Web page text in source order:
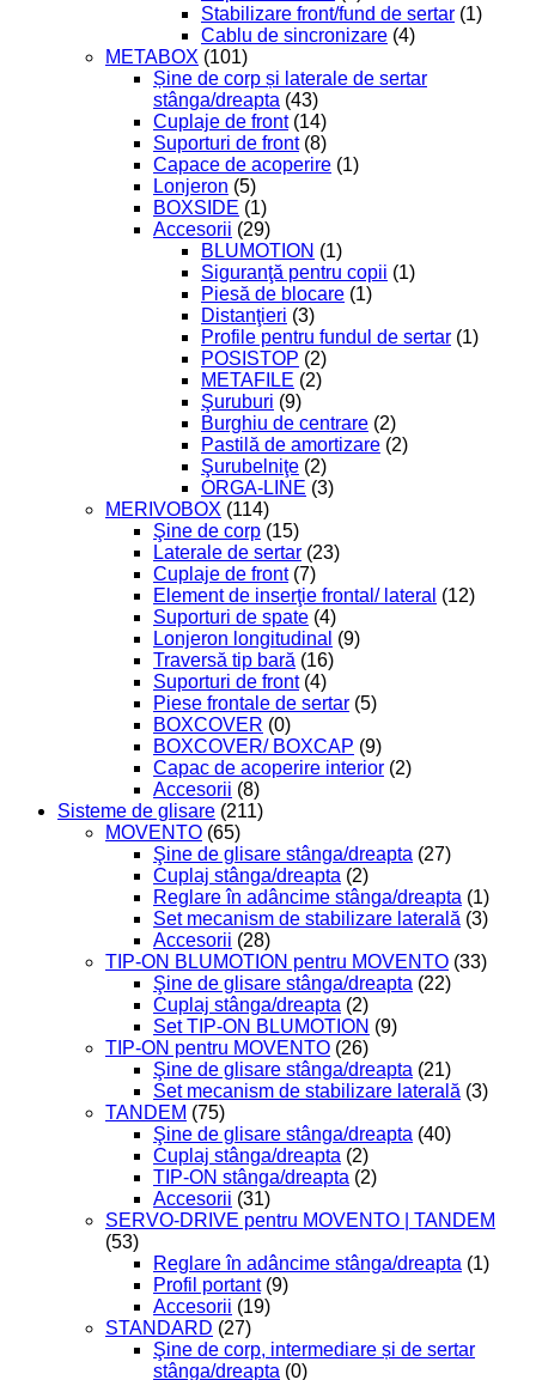
Stabilizare front/fund de sertar (1)
Cablu de sincronizare (4)
METABOX (101)
Șine de corp și laterale de sertar
stânga/dreapta (43)
Cuplaje de front (14)
Suporturi de front (8)
Capace de acoperire (1)
Lonjeron (5)
BOXSIDE (1)
Accesorii (29)
BLUMOTION (1)
Siguranţă pentru copii (1)
Piesă de blocare (1)
Distanţieri (3)
Profile pentru fundul de sertar (1)
POSISTOP (2)
METAFILE (2)
Şuruburi (9)
Burghiu de centrare (2)
Pastilă de amortizare (2)
Şurubelniţe (2)
ORGA-LINE (3)
MERIVOBOX (114)
Şine de corp (15)
Laterale de sertar (23)
Cuplaje de front (7)
Element de inserţie frontal/ lateral (12)
Suporturi de spate (4)
Lonjeron longitudinal (9)
Traversă tip bară (16)
Suporturi de front (4)
Piese frontale de sertar (5)
BOXCOVER (0)
BOXCOVER/ BOXCAP (9)
Capac de acoperire interior (2)
Accesorii (8)
Sisteme de glisare (211)
MOVENTO (65)
Şine de glisare stânga/dreapta (27)
Cuplaj stânga/dreapta (2)
Reglare în adâncime stânga/dreapta (1)
Set mecanism de stabilizare laterală (3)
Accesorii (28)
TIP-ON BLUMOTION pentru MOVENTO (33)
Şine de glisare stânga/dreapta (22)
Cuplaj stânga/dreapta (2)
Set TIP-ON BLUMOTION (9)
TIP-ON pentru MOVENTO (26)
Şine de glisare stânga/dreapta (21)
Set mecanism de stabilizare laterală (3)
TANDEM (75)
Şine de glisare stânga/dreapta (40)
Cuplaj stânga/dreapta (2)
TIP-ON stânga/dreapta (2)
Accesorii (31)
SERVO-DRIVE pentru MOVENTO | TANDEM
(53)
Reglare în adâncime stânga/dreapta (1)
Profil portant (9)
Accesorii (19)
STANDARD (27)
Şine de corp, intermediare și de sertar
stânga/dreapta (0)